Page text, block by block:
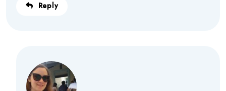
Reply